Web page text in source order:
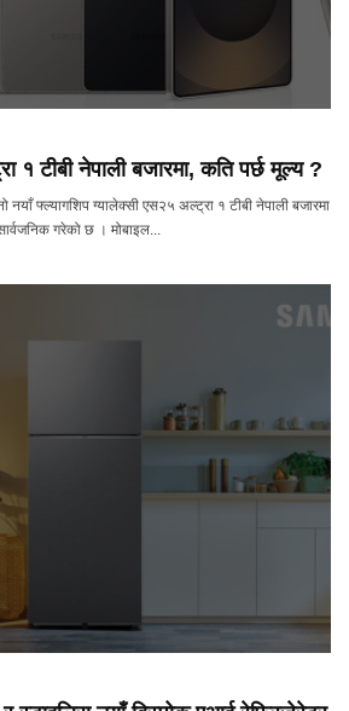
१ टीबी नेपाली बजारमा, कति पर्छ मूल्य ?
फ्ल्यागशिप ग्यालेक्सी एस२५ अल्ट्रा १ टीबी नेपाली बजारमा
गरेको छ । मोबाइल...